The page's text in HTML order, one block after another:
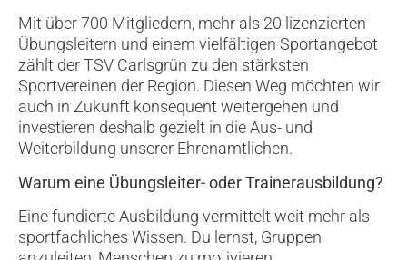
Mit über 700 Mitgliedern, mehr als 20 lizenzierten
Übungsleitern und einem vielfältigen Sportangebot
zählt der TSV Carlsgrün zu den stärksten
Sportvereinen der Region. Diesen Weg möchten wir
auch in Zukunft konsequent weitergehen und
investieren deshalb gezielt in die Aus- und
Weiterbildung unserer Ehrenamtlichen.
Warum eine Übungsleiter- oder Trainerausbildung?
Eine fundierte Ausbildung vermittelt weit mehr als
sportfachliches Wissen. Du lernst, Gruppen